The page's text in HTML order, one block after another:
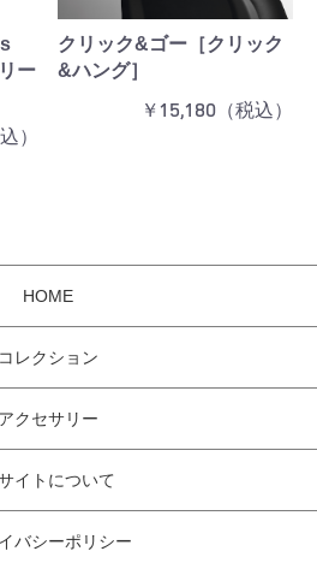
ー
）
クリック&ゴー［クリック
&ハング］
￥15,180（税込）
HOME
コレクション
アクセサリー
イトについて
バシーポリシー